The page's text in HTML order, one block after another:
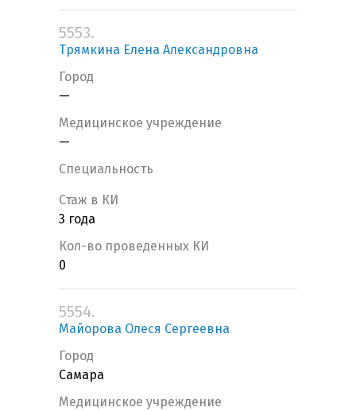
5553.
Трямкина Елена Александровна
Город
—
Медицинское учреждение
—
Специальность
Стаж в КИ
3 года
Кол-во проведенных КИ
0
5554.
Майорова Олеся Сергеевна
Город
Самара
Медицинское учреждение